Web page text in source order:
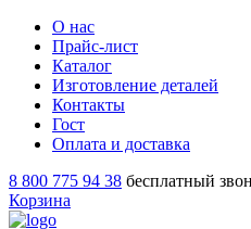
О нас
Прайс-лист
Каталог
Изготовление деталей
Контакты
Гост
Оплата и доставка
8 800 775 94 38 бесплатный
Корзина